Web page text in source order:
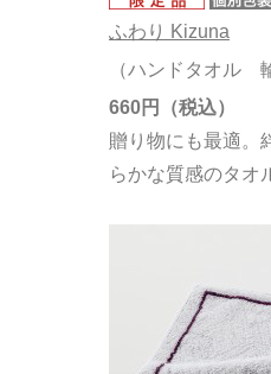
ふわり Kizuna
（ハンドタオル
贈り物にも最適。
らかな質感のタオ
660円